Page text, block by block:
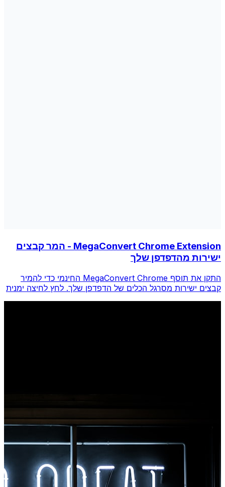
MegaConvert Chrome Extension - המר קבצים
ישירות מהדפדפן שלך
התקן את תוסף MegaConvert Chrome החינמי כדי להמיר
קבצים ישירות מסרגל הכלים של הדפדפן שלך. לחץ לחיצה ימנית